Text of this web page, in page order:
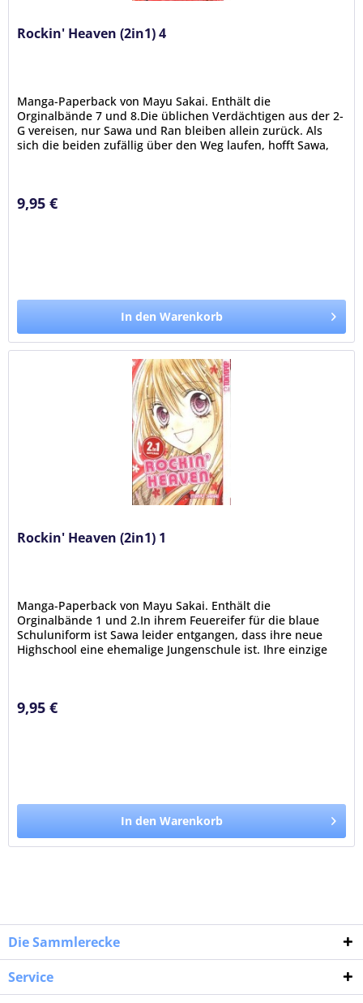
Rockin' Heaven (2in1) 4
Manga-Paperback von Mayu Sakai. Enthält die
Orginalbände 7 und 8.Die üblichen Verdächtigen aus der 2-
G vereisen, nur Sawa und Ran bleiben allein zurück. Als
sich die beiden zufällig über den Weg laufen, hofft Sawa,
9,95 €
In den Warenkorb
Rockin' Heaven (2in1) 1
Manga-Paperback von Mayu Sakai. Enthält die
Orginalbände 1 und 2.In ihrem Feuereifer für die blaue
Schuluniform ist Sawa leider entgangen, dass ihre neue
Highschool eine ehemalige Jungenschule ist. Ihre einzige
9,95 €
In den Warenkorb
Die Sammlerecke
Service